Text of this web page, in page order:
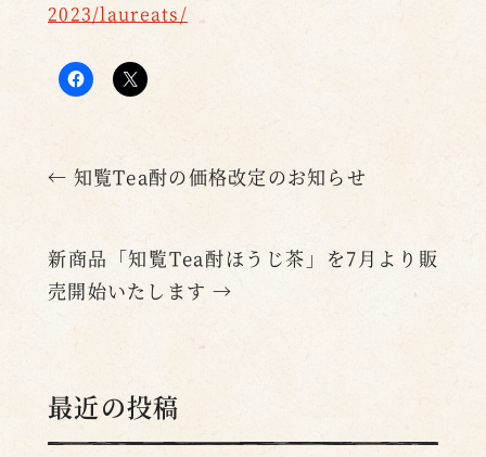
2023/laureats/
← 知覧Tea酎の価格改定のお知らせ
新商品「知覧Tea酎ほうじ茶」を7月より販
売開始いたします →
最近の投稿